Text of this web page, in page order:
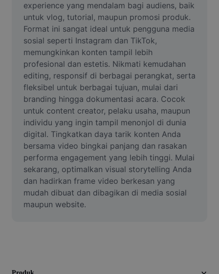
AI Inpainting
Face Cutout
Video
Hapus latar belakang video
Tingkatkan kualitas
Editor Video
Pangkas Video
Tambahkan Subtitle ke Video
Konverter Video
experience yang mendalam bagi audiens, baik
untuk vlog, tutorial, maupun promosi produk.
Format ini sangat ideal untuk pengguna media
sosial seperti Instagram dan TikTok,
memungkinkan konten tampil lebih
profesional dan estetis. Nikmati kemudahan
editing, responsif di berbagai perangkat, serta
fleksibel untuk berbagai tujuan, mulai dari
branding hingga dokumentasi acara. Cocok
untuk content creator, pelaku usaha, maupun
individu yang ingin tampil menonjol di dunia
digital. Tingkatkan daya tarik konten Anda
bersama video bingkai panjang dan rasakan
performa engagement yang lebih tinggi. Mulai
sekarang, optimalkan visual storytelling Anda
dan hadirkan frame video berkesan yang
mudah dibuat dan dibagikan di media sosial
maupun website.